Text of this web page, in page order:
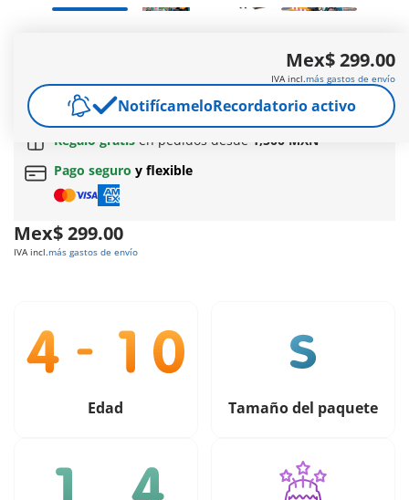
Envío gratuitoen pedidos a partir de$799 MXN
Regalo gratis en pedidos desde 1,500 MXN
Pago seguro y flexible
Mex$ 299.00
IVA incl.más gastos de envío
Mex$ 299.00
IVA incl.más gastos de envío
NotifícameloRecordatorio activo
Edad Tamaño del paquete